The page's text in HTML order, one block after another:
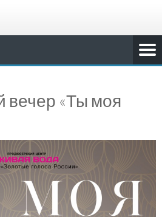
вечер «Ты моя